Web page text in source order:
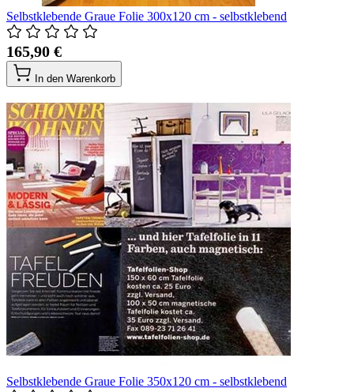
Selbstklebende Graue Folie 300x120 cm - selbstklebend
165,90 €
In den Warenkorb
Selbstklebende Graue Folie 350x120 cm - selbstklebend